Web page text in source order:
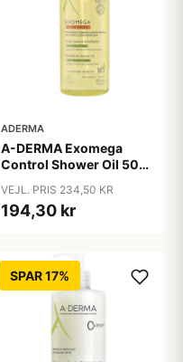
ADERMA
A-DERMA Exomega
Control Shower Oil 500
VEJL. PRIS 234,50 KR
194,30 kr
SPAR 17%